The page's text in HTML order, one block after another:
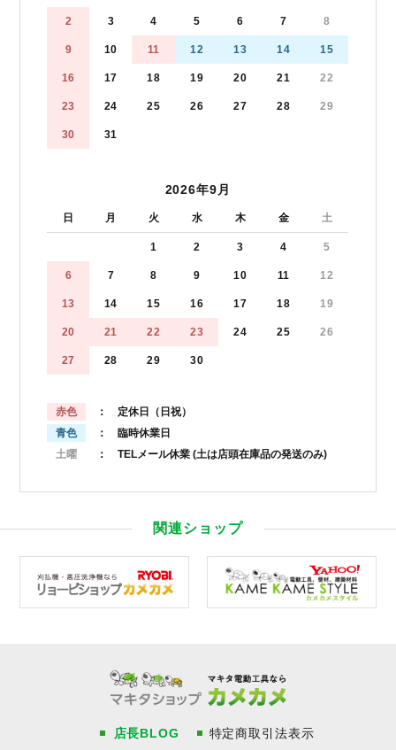
2 3 4 5 6 7 8
9 10 11 12 13 14 15
16 17 18 19 20 21 22
23 24 25 26 27 28 29
30 31
2026年9月
日 月 火 水 木 金 土
1 2 3 4 5
6 7 8 9 10 11 12
13 14 15 16 17 18 19
20 21 22 23 24 25 26
27 28 29 30
赤色
： 定休日（日祝）
青色
： 臨時休業日
土曜
： TELメール休業 (土は店頭在庫品の発送のみ)
関連ショップ
店長BLOG 特定商取引法表示